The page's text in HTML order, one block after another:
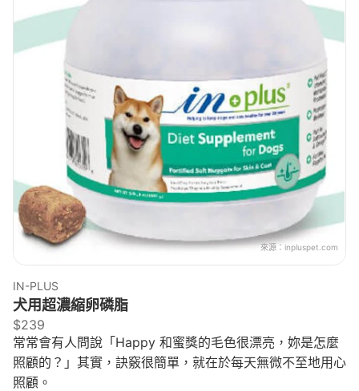
來源： inpluspet.com
IN-PLUS
犬用超濃縮卵磷脂
$239
常常會有人問說「Happy 和蜜獎的毛色很漂亮，妳是怎麼
照顧的？」其實，訣竅很簡單，就在於每天無微不至地用心
照顧。